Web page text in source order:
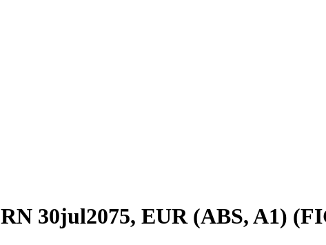
30jul2075, EUR (ABS, A1)